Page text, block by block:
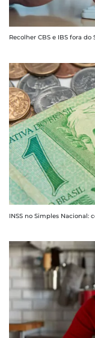
Recolher CBS e IBS fora
INSS no Simples